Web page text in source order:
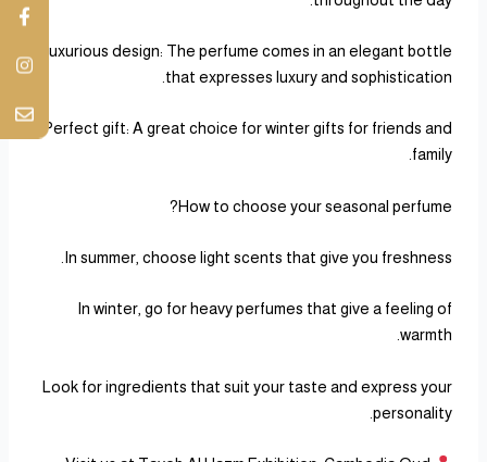
Luxurious design: The perfume comes in an elegant bottle
that expresses luxury and sophistication.
Perfect gift: A great choice for winter gifts for friends and
family.
How to choose your seasonal perfume?
In summer, choose light scents that give you freshness.
In winter, go for heavy perfumes that give a feeling of
warmth.
Look for ingredients that suit your taste and express your
personality.